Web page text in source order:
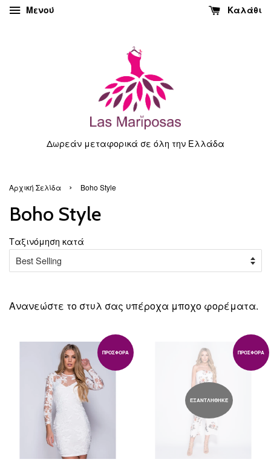
Μενού Καλάθι
Δωρεάν μεταφορικά σε όλη την Ελλάδα
Αρχική Σελίδα › Boho Style
Boho Style
Tαξινόμηση κατά
Ανανεώστε το στυλ σας υπέροχα μποχο φορέματα.
ΠΡΟΣΦΟΡΆ ΠΡΟΣΦΟΡΆ
ΕΞΑΝΤΛΗΘΗΚΕ